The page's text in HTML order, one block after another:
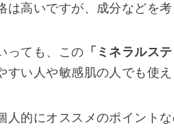
は高いですが、成分などを
っても、この 「ミネラルス
すい人や敏感肌の人でも使え
人的にオススメのポイント